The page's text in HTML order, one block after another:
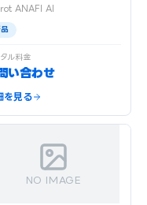
ANAFI AI
タル料金
い合わせ
を見る
NO IMAGE